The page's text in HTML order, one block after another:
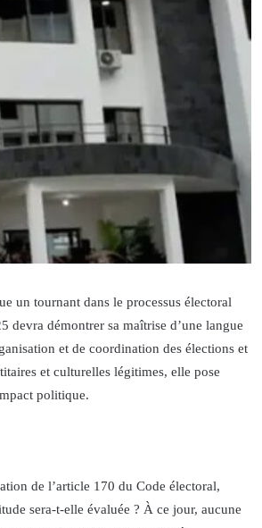
un tournant dans le processus électoral
devra démontrer sa maîtrise d’une langue
et de coordination des élections et
et culturelles légitimes, elle pose
politique.
de l’article 170 du Code électoral,
sera-t-elle évaluée ? À ce jour, aucune